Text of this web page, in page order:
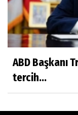
'BEN
ABD Başkanı
tercih...